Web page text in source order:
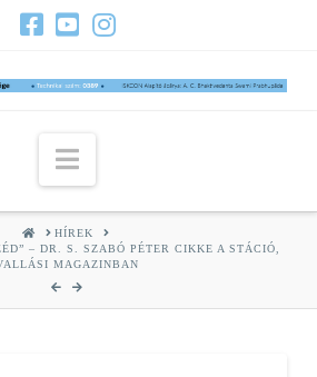
Navigation
HOMEHÍREK
– DR. S. SZABÓ PÉTER CIKKE A STÁCIÓ,
MAGAZINBAN